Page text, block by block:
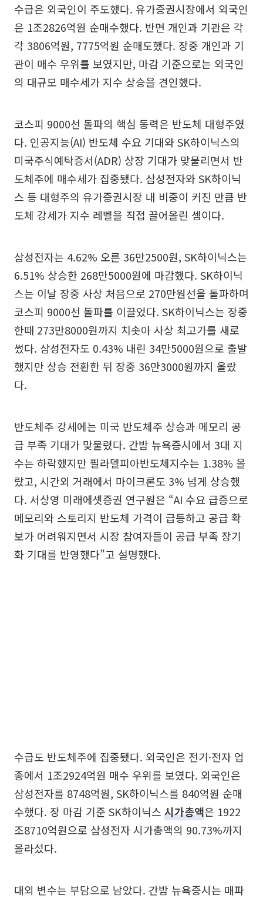
수급은 외국인이 주도했다. 유가증권시장에서 외국인
은 1조2826억원 순매수했다. 반면 개인과 기관은 각
각 3806억원, 7775억원 순매도했다. 장중 개인과 기
관이 매수 우위를 보였지만, 마감 기준으로는 외국인
의 대규모 매수세가 지수 상승을 견인했다.
코스피 9000선 돌파의 핵심 동력은 반도체 대형주였
다. 인공지능(AI) 반도체 수요 기대와 SK하이닉스의
미국주식예탁증서(ADR) 상장 기대가 맞물리면서 반
도체주에 매수세가 집중됐다. 삼성전자와 SK하이닉
스 등 대형주의 유가증권시장 내 비중이 커진 만큼 반
도체 강세가 지수 레벨을 직접 끌어올린 셈이다.
삼성전자는 4.62% 오른 36만2500원, SK하이닉스는
6.51% 상승한 268만5000원에 마감했다. SK하이닉
스는 이날 장중 사상 처음으로 270만원선을 돌파하며
코스피 9000선 돌파를 이끌었다. SK하이닉스는 장중
한때 273만8000원까지 치솟아 사상 최고가를 새로
썼다. 삼성전자도 0.43% 내린 34만5000원으로 출발
했지만 상승 전환한 뒤 장중 36만3000원까지 올랐
다.
반도체주 강세에는 미국 반도체주 상승과 메모리 공
급 부족 기대가 맞물렸다. 간밤 뉴욕증시에서 3대 지
수는 하락했지만 필라델피아반도체지수는 1.38% 올
랐고, 시간외 거래에서 마이크론도 3% 넘게 상승했
다. 서상영 미래에셋증권 연구원은 “AI 수요 급증으로
메모리와 스토리지 반도체 가격이 급등하고 공급 확
보가 어려워지면서 시장 참여자들이 공급 부족 장기
화 기대를 반영했다”고 설명했다.
수급도 반도체주에 집중됐다. 외국인은 전기·전자 업
종에서 1조2924억원 매수 우위를 보였다. 외국인은
삼성전자를 8748억원, SK하이닉스를 840억원 순매
수했다. 장 마감 기준 SK하이닉스 시가총액은 1922
조8710억원으로 삼성전자 시가총액의 90.73%까지
올라섰다.
대외 변수는 부담으로 남았다. 간밤 뉴욕증시는 매파